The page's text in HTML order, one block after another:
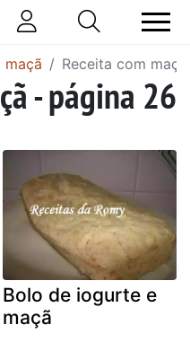
maçã Receita com
- página 26
Bolo de iogurte e
maçã